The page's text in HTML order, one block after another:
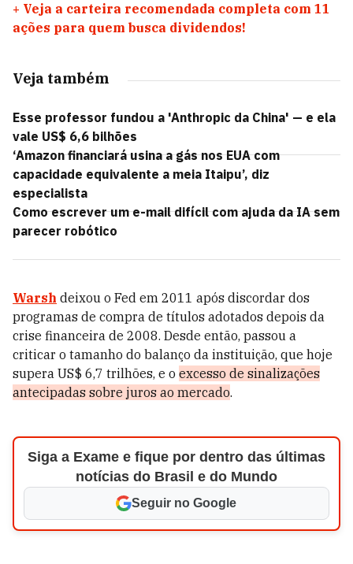
+ Veja a carteira recomendada completa com 11
ações para quem busca dividendos!
Veja também
Esse professor fundou a 'Anthropic da China' — e ela
vale US$ 6,6 bilhões
‘Amazon financiará usina a gás nos EUA com
capacidade equivalente a meia Itaipu’, diz
especialista
Como escrever um e-mail difícil com ajuda da IA sem
parecer robótico
Warsh deixou o Fed em 2011 após discordar dos
programas de compra de títulos adotados depois da
crise financeira de 2008. Desde então, passou a
criticar o tamanho do balanço da instituição, que hoje
supera US$ 6,7 trilhões, e o excesso de sinalizações
antecipadas sobre juros ao mercado.
Siga a Exame e fique por dentro das últimas
notícias do Brasil e do Mundo
Seguir no Google